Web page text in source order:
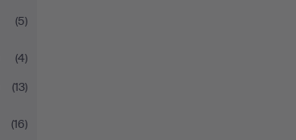
(5)
(4)
(13)
(16)